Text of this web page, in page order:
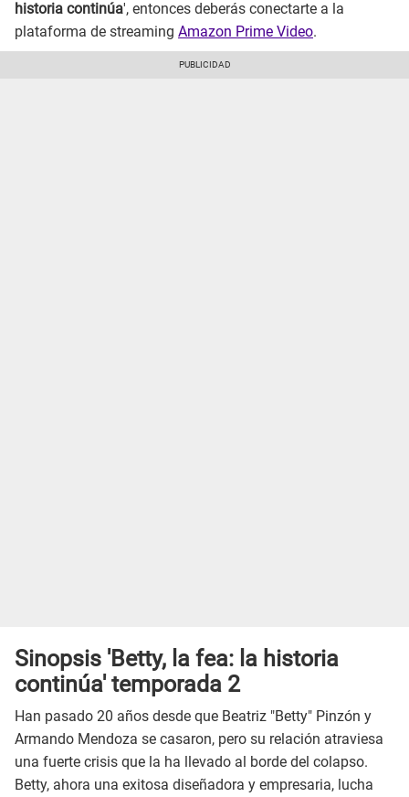
historia continúa', entonces deberás conectarte a la
plataforma de streaming Amazon Prime Video.
Sinopsis 'Betty, la fea: la historia
continúa' temporada 2
Han pasado 20 años desde que Beatriz "Betty" Pinzón y
Armando Mendoza se casaron, pero su relación atraviesa
una fuerte crisis que la ha llevado al borde del colapso.
Betty, ahora una exitosa diseñadora y empresaria, lucha